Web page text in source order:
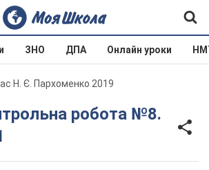
ЗНО ДПА Онлайн уроки
Н. Є. Пархоменко 2019